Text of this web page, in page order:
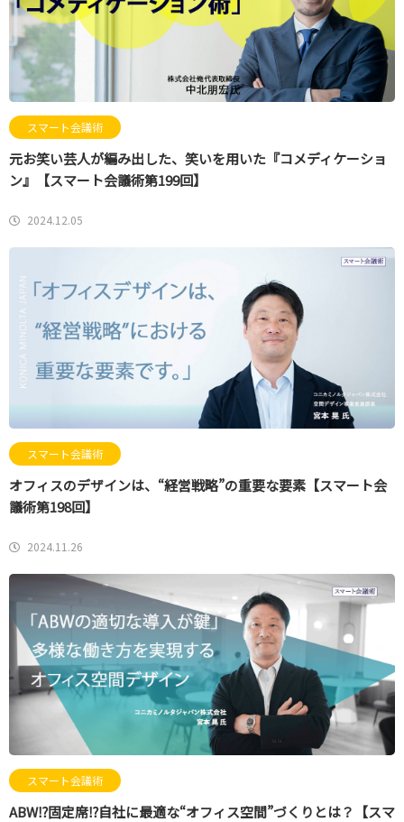
スマート会議術
元お笑い芸人が編み出した、笑いを用いた『コメディケーショ
ン』【スマート会議術第199回】
2024.12.05
スマート会議術
オフィスのデザインは、“経営戦略”の重要な要素【スマート会
議術第198回】
2024.11.26
スマート会議術
ABW⁉固定席⁉自社に最適な“オフィス空間”づくりとは？【スマ